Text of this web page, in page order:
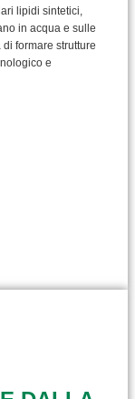
lipidi sintetici,
in acqua e sulle
formare strutture
e